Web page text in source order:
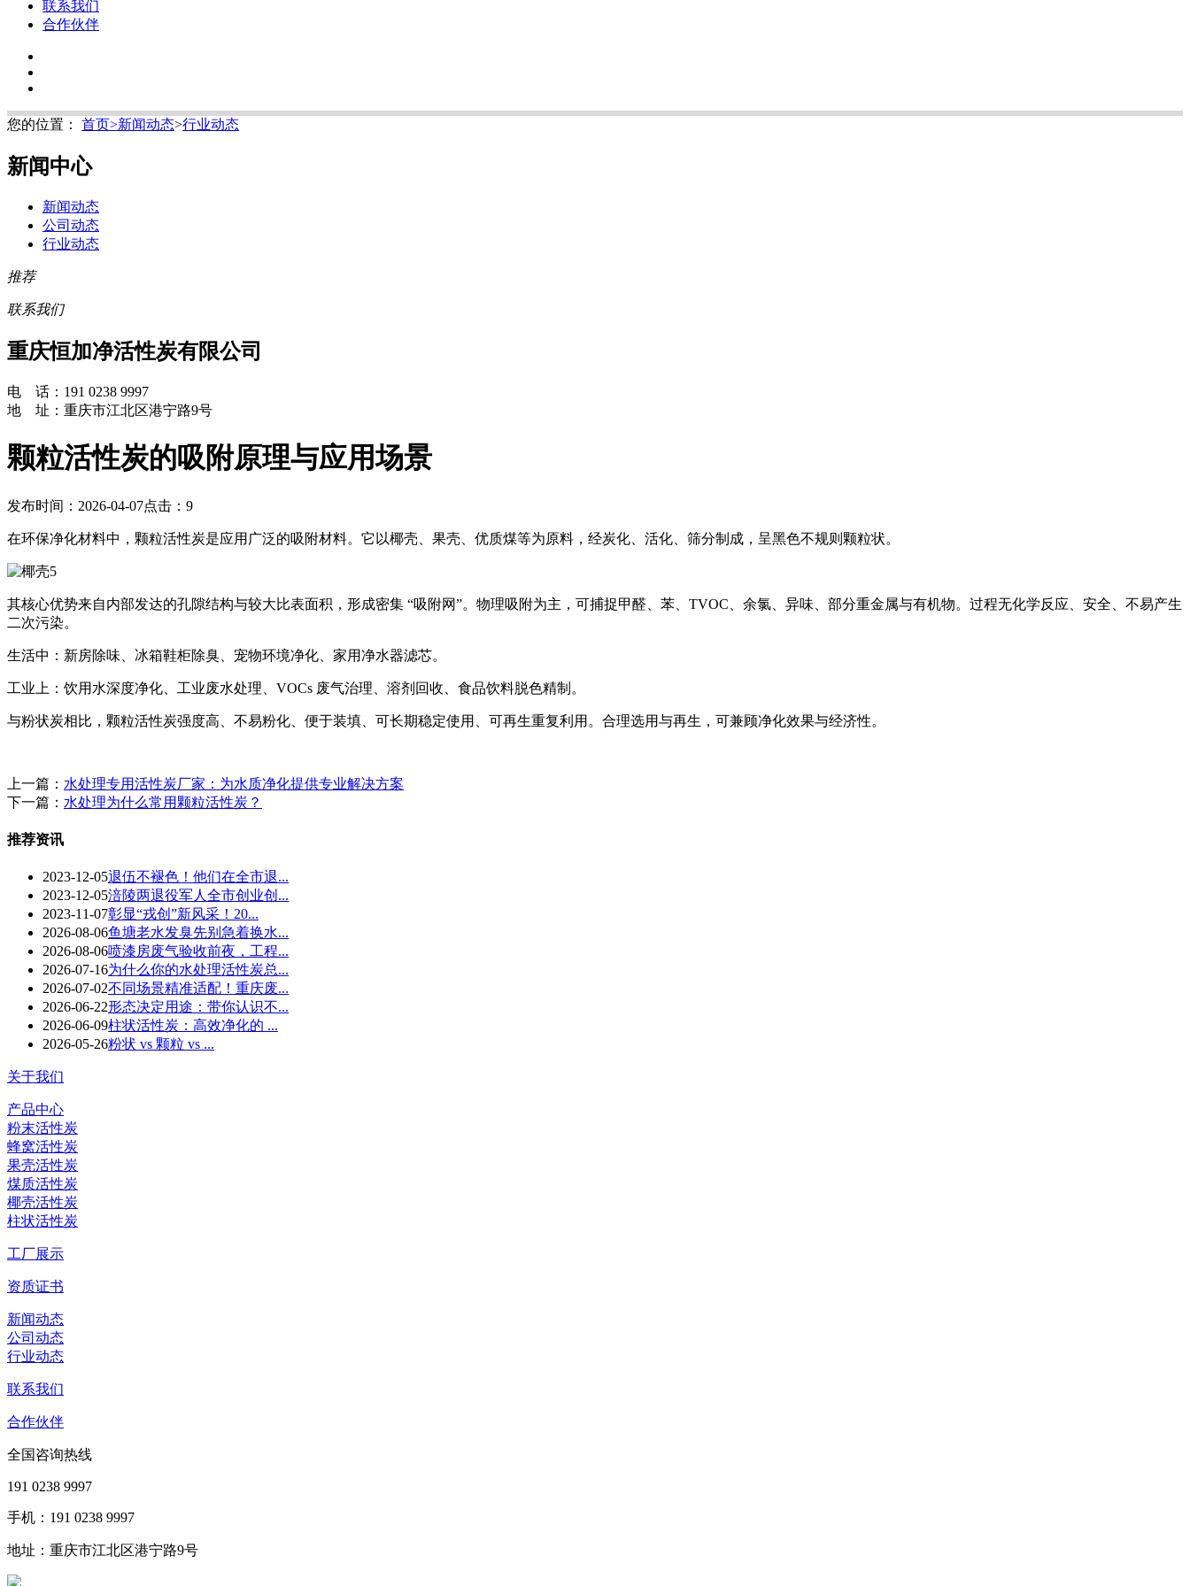
联系我们
合作伙伴
您的位置： 首页>新闻动态>行业动态
新闻中心
新闻动态
公司动态
行业动态
推荐
联系我们
重庆恒加净活性炭有限公司
电 话：191 0238 9997
地 址：重庆市江北区港宁路9号
颗粒活性炭的吸附原理与应用场景
发布时间：2026-04-07点击：9
在环保净化材料中，颗粒活性炭是应用广泛的吸附材料。它以椰壳、果壳、优质煤等为原料，经炭化、活化、筛分制成，呈黑色不规则颗粒状。
其核心优势来自内部发达的孔隙结构与较大比表面积，形成密集 “吸附网”。物理吸附为主，可捕捉甲醛、苯、TVOC、余氯、异味、部分重金属与有机物。过程无化学反应、安全、不易产生
二次污染。
生活中：新房除味、冰箱鞋柜除臭、宠物环境净化、家用净水器滤芯。
工业上：饮用水深度净化、工业废水处理、VOCs 废气治理、溶剂回收、食品饮料脱色精制。
与粉状炭相比，颗粒活性炭强度高、不易粉化、便于装填、可长期稳定使用、可再生重复利用。合理选用与再生，可兼顾净化效果与经济性。
上一篇： 水处理专用活性炭厂家：为水质净化提供专业解决方案
下一篇： 水处理为什么常用颗粒活性炭？
推荐资讯
2023-12-05退伍不褪色！他们在全市退...
2023-12-05涪陵两退役军人全市创业创...
2023-11-07彰显“戎创”新风采！20...
2026-08-06鱼塘老水发臭先别急着换水...
2026-08-06喷漆房废气验收前夜，工程...
2026-07-16为什么你的水处理活性炭总...
2026-07-02不同场景精准适配！重庆废...
2026-06-22形态决定用途：带你认识不...
2026-06-09柱状活性炭：高效净化的 ...
2026-05-26粉状 vs 颗粒 vs ...
关于我们
产品中心
粉末活性炭
蜂窝活性炭
果壳活性炭
煤质活性炭
椰壳活性炭
柱状活性炭
工厂展示
资质证书
新闻动态
公司动态
行业动态
联系我们
合作伙伴
全国咨询热线
191 0238 9997
手机：191 0238 9997
地址：重庆市江北区港宁路9号